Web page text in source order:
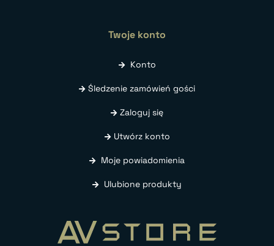
Twoje konto
Konto
Śledzenie zamówień gości
Zaloguj się
Utwórz konto
Moje powiadomienia
Ulubione produkty